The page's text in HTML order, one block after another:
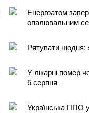
Енергоатом
опалювальним
Рятувати щодня:
У лікарні помер
5 серпня
Українська ППО